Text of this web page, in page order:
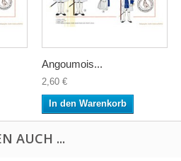
Angoumois...
2,60 €
In den Warenkorb
AUCH ...